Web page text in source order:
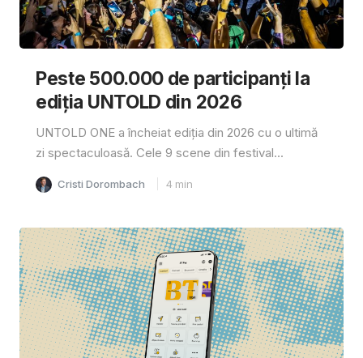
Peste 500.000 de participanți la
ediția UNTOLD din 2026
UNTOLD ONE a încheiat ediția din 2026 cu o ultimă
zi spectaculoasă. Cele 9 scene din festival...
Cristi Dorombach 4 min